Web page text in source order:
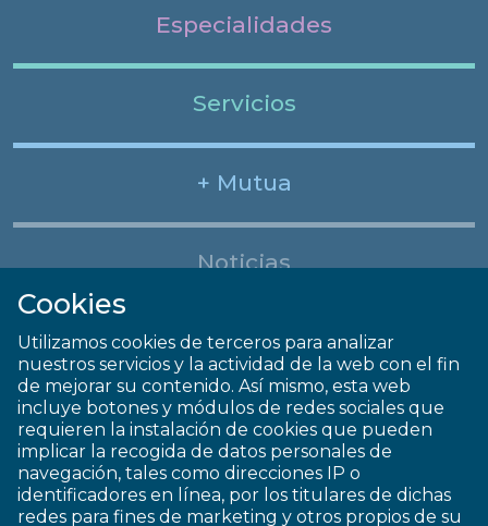
Especialidades
Servicios
+ Mutua
Noticias
Cookies
Utilizamos cookies de terceros para analizar
nuestros servicios y la actividad de la web con el fin
de mejorar su contenido. Así mismo, esta web
incluye botones y módulos de redes sociales que
requieren la instalación de cookies que pueden
implicar la recogida de datos personales de
navegación, tales como direcciones IP o
identificadores en línea, por los titulares de dichas
redes para fines de marketing y otros propios de su